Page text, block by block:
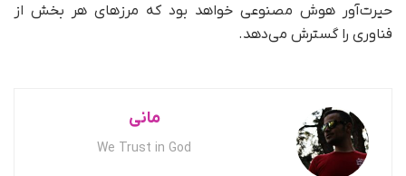
حیرت‌آور هوش مصنوعی خواهد بود که مرزهای هر بخش از
فناوری را گسترش می‌دهد.
مانی
We Trust in God